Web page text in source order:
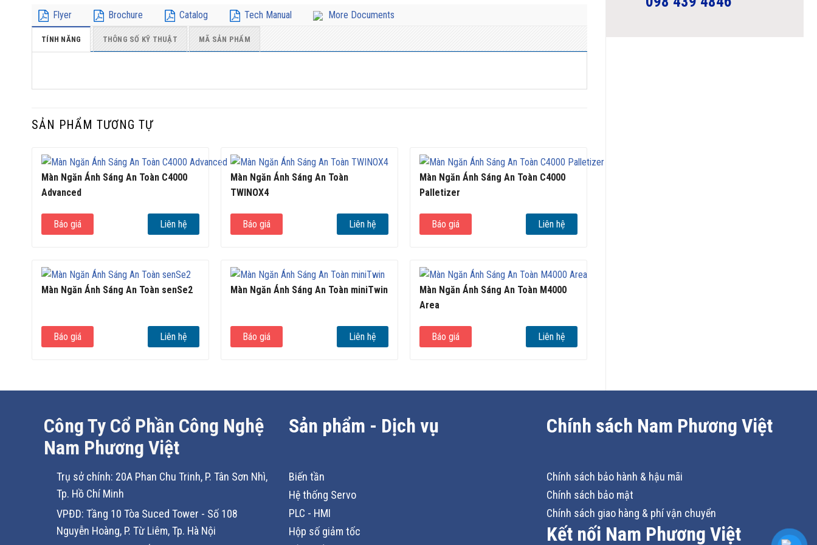
Flyer Brochure Catalog Tech Manual More Documents
TÍNH NĂNG THÔNG SỐ KỸ THUẬT MÃ SẢN PHẨM
SẢN PHẨM TƯƠNG TỰ
Màn Ngăn Ánh Sáng An Toàn C4000
Advanced
Báo giá Liên hệ
Màn Ngăn Ánh Sáng An Toàn
TWINOX4
Báo giá Liên hệ
Màn Ngăn Ánh Sáng An Toàn C4000
Palletizer
Báo giá Liên hệ
Màn Ngăn Ánh Sáng An Toàn senSe2
Báo giá Liên hệ
Màn Ngăn Ánh Sáng An Toàn miniTwin
Báo giá Liên hệ
Màn Ngăn Ánh Sáng An Toàn M4000
Area
Báo giá Liên hệ
Công Ty Cổ Phần Công Nghệ
Nam Phương Việt
Sản phẩm - Dịch vụ Chính sách Nam Phương Việt
Trụ sở chính: 20A Phan Chu Trinh, P. Tân Sơn Nhì,
Tp. Hồ Chí Minh
VPĐD: Tầng 10 Tòa Suced Tower - Số 108
Nguyễn Hoàng, P. Từ Liêm, Tp. Hà Nội
Biến tần
Hệ thống Servo
PLC - HMI
Hộp số giảm tốc
Chính sách bảo hành & hậu mãi
Chính sách bảo mật
Chính sách giao hàng & phí vận chuyển
Kết nối Nam Phương Việt